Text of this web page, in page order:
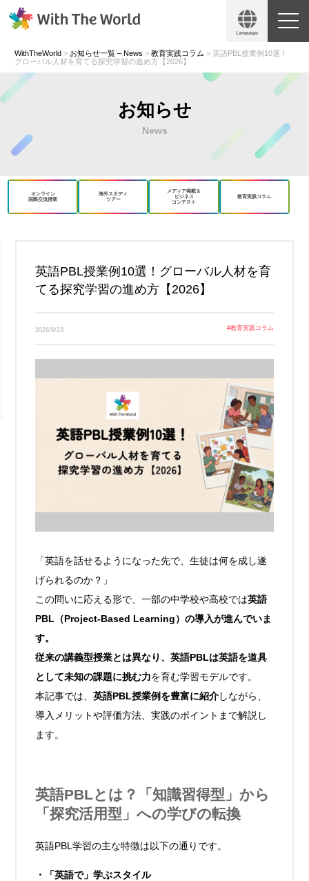
Language
WithTheWorld > お知らせ一覧 – News > 教育実践コラム > 英語PBL授業例10選！
グローバル人材を育てる探究学習の進め方【2026】
お知らせ
News
オンライン
国際交流授業
海外スタディ
ツアー
メディア掲載＆
ビジネス
コンテスト
教育実践コラム
英語PBL授業例10選！グローバル人材を育
てる探究学習の進め方【2026】
2026/6/23 #教育実践コラム
「英語を話せるようになった先で、生徒は何を成し遂
げられるのか？」
この問いに応える形で、一部の中学校や高校では英語
PBL（Project-Based Learning）の導入が進んでいま
す。
従来の講義型授業とは異なり、英語PBLは英語を道具
として未知の課題に挑む力を育む学習モデルです。
本記事では、英語PBL授業例を豊富に紹介しながら、
導入メリットや評価方法、実践のポイントまで解説し
ます。
英語PBLとは？「知識習得型」から
「探究活用型」への学びの転換
英語PBL学習の主な特徴は以下の通りです。
・「英語で」学ぶスタイル